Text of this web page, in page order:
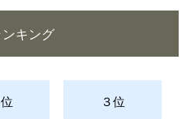
キング
３位